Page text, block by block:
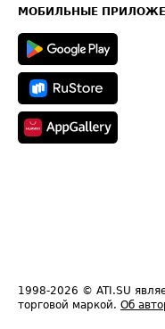
Техническая информация
МОБИЛЬНЫЕ
1998-2026 © ATI.SU
торговой маркой. Об